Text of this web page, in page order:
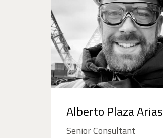
Alberto Plaza Arias
Senior Consultant